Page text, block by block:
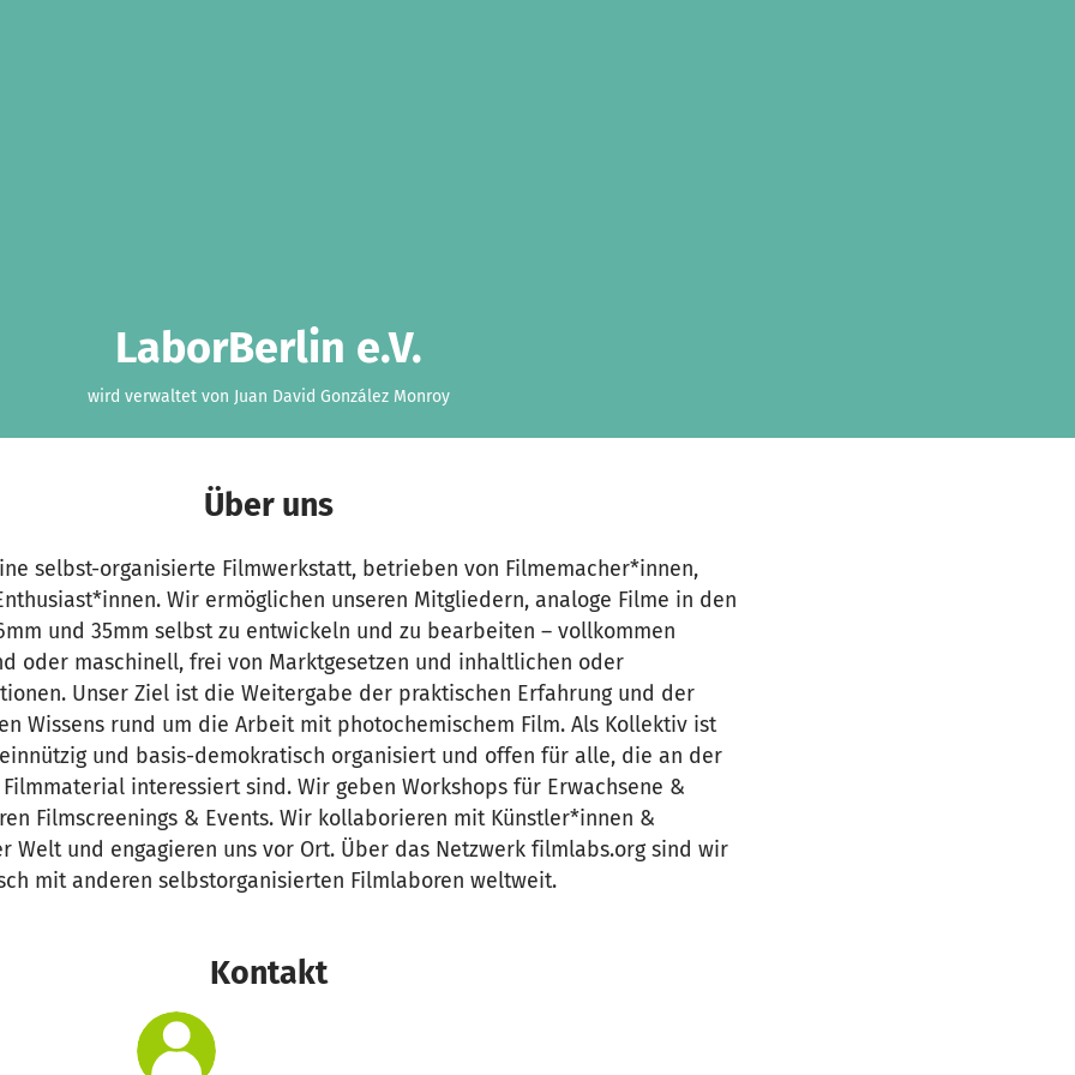
LaborBerlin e.V.
wird verwaltet von Juan David González Monroy
Über uns
selbst-organisierte Filmwerkstatt, betrieben von Filmemacher*innen,
Wir ermöglichen unseren Mitgliedern, analoge Filme in den
und 35mm selbst zu entwickeln und zu bearbeiten – vollkommen
oder maschinell, frei von Marktgesetzen und inhaltlichen oder
Unser Ziel ist die Weitergabe der praktischen Erfahrung und der
Wissens rund um die Arbeit mit photochemischem Film. Als Kollektiv ist
und basis-demokratisch organisiert und offen für alle, die an der
interessiert sind. Wir geben Workshops für Erwachsene &
Filmscreenings & Events. Wir kollaborieren mit Künstler*innen &
Welt und engagieren uns vor Ort. Über das Netzwerk filmlabs.org sind wir
mit anderen selbstorganisierten Filmlaboren weltweit.
Kontakt